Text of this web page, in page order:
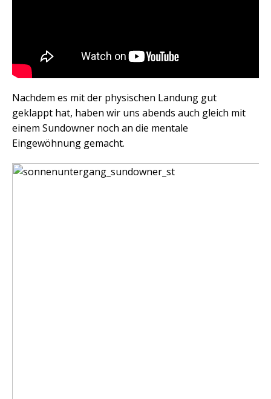
Nachdem es mit der physischen Landung gut
geklappt hat, haben wir uns abends auch gleich mit
einem Sundowner noch an die mentale
Eingewöhnung gemacht.